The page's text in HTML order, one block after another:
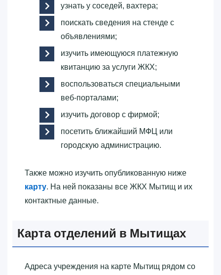
узнать у соседей, вахтера;
поискать сведения на стенде с
объявлениями;
изучить имеющуюся платежную
квитанцию за услуги ЖКХ;
воспользоваться специальными
веб-порталами;
изучить договор с фирмой;
посетить ближайший МФЦ или
городскую администрацию.
Также можно изучить опубликованную ниже
карту. На ней показаны все ЖКХ Мытищ и их
контактные данные.
Карта отделений в Мытищах
Адреса учреждения на карте Мытищ рядом со